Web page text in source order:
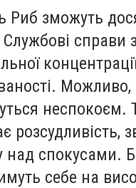
Риб зможуть
Службовi справи
Можливо,
неспокоєм.
розсудливiсть,
над спокусами.
себе на